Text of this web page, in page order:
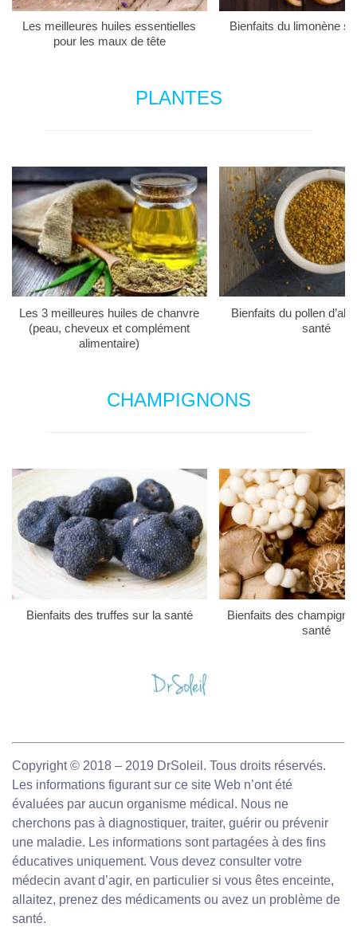
Les meilleures huiles essentielles
pour les maux de tête
Bienfaits du limonène
PLANTES
Les 3 meilleures huiles de chanvre
(peau, cheveux et complément
alimentaire)
Bienfaits du pollen
santé
CHAMPIGNONS
Bienfaits des truffes sur la santé
Bienfaits des
santé
Copyright © 2018 – 2019 DrSoleil. Tous droits réservés.
Les informations figurant sur ce site Web n’ont été
évaluées par aucun organisme médical. Nous ne
cherchons pas à diagnostiquer, traiter, guérir ou prévenir
une maladie. Les informations sont partagées à des fins
éducatives uniquement. Vous devez consulter votre
médecin avant d’agir, en particulier si vous êtes enceinte,
allaitez, prenez des médicaments ou avez un problème de
santé.